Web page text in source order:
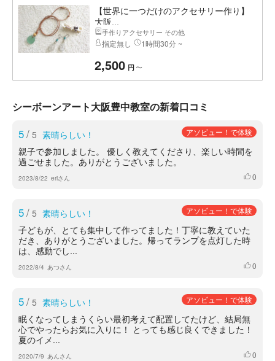
【世界に一つだけのアクセサリー作り】
大阪...
手作りアクセサリー その他
指定無し 1時間30分 ~
2,500 円 〜
シーボーンアート大阪豊中教室の新着口コミ
5/ 5 素晴らしい！ アソビュー！で体験
親子で参加しました。 優しく教えてくださり、楽しい時間を
過ごせました。ありがとうございました。
2023/8/22 eriさん いいね
0
5/ 5 素晴らしい！ アソビュー！で体験
子どもが、とても集中して作ってました！丁寧に教えていた
だき、ありがとうございました。帰ってランプを点灯した時
は、感動でし...
2022/8/4 あつさん いいね
0
5/ 5 素晴らしい！ アソビュー！で体験
眠くなってしまうくらい最初考えて配置してたけど、結局無
心でやったらお気に入りに！ とっても感じ良くできました！
夏のイメ...
2020/7/9 あんさん いいね
0